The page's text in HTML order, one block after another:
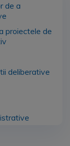
de a
proiectele de
deliberative